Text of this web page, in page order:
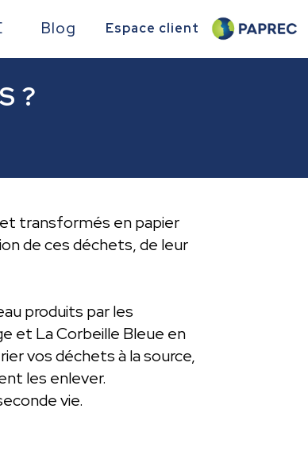
Blog Espace client
?
transformés en papier
de ces déchets, de leur
produits par les
et La Corbeille Bleue en
vos déchets à la source,
les enlever.
vie.